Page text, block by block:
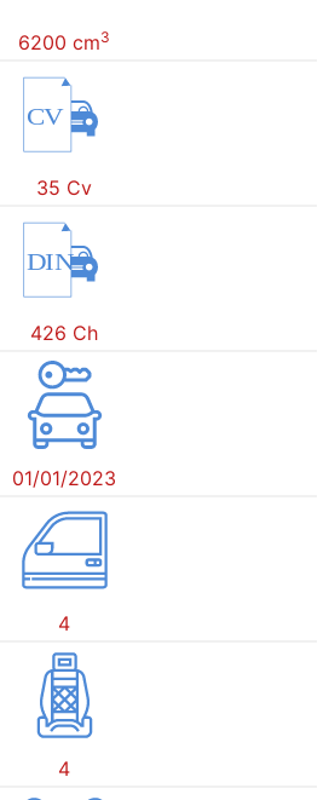
6200 cm3
CV
35 Cv
DIN
426 Ch
01/01/2023
4
4